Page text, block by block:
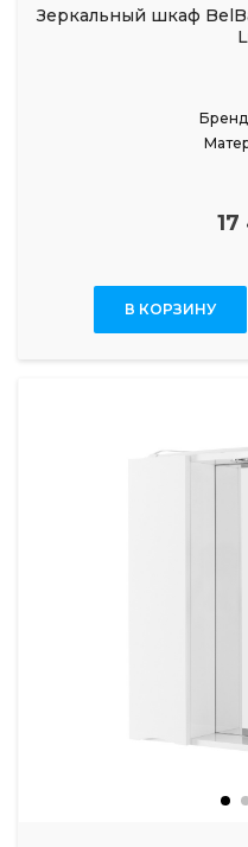
Зеркальный шкаф
В КОРЗИНУ